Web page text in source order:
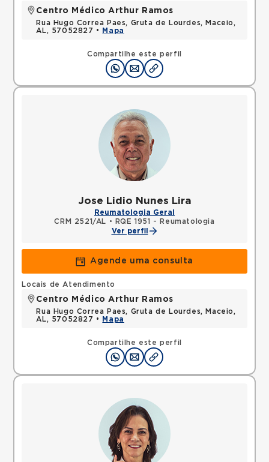
Compartilhe este perfil
Centro Médico Arthur Ramos
Rua Hugo Correa Paes, Gruta de Lourdes, Maceio,
AL, 57052827 •
Mapa
Jose Lidio Nunes Lira
Reumatologia Geral
CRM 2521/AL •
RQE 1951 - Reumatologia
Ver perfil
Agende uma consulta
Compartilhe este perfil
Locais de Atendimento
Centro Médico Arthur Ramos
Rua Hugo Correa Paes, Gruta de Lourdes, Maceio,
AL, 57052827 •
Mapa